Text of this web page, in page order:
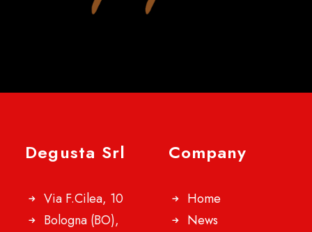
Degusta Srl
Via F.Cilea, 10
Bologna (BO),
Company
Home
News